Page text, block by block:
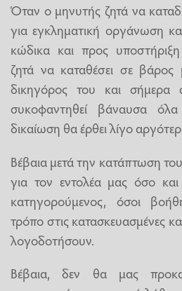
Όταν ο μηνυτής ζητά να
για εγκληματική οργάνωση
κώδικα και προς
ζητά να καταθέσει σε βάρος
δικηγόρος του και σήμερα
συκοφαντηθεί βάναυσα
δικαίωση θα έρθει λίγο
Βέβαια μετά την κατάπτωση
για τον εντολέα μας όσο
κατηγορούμενος, όσοι
τρόπο στις κατασκευασμένες
λογοδοτήσουν.
Βέβαια, δεν θα μας